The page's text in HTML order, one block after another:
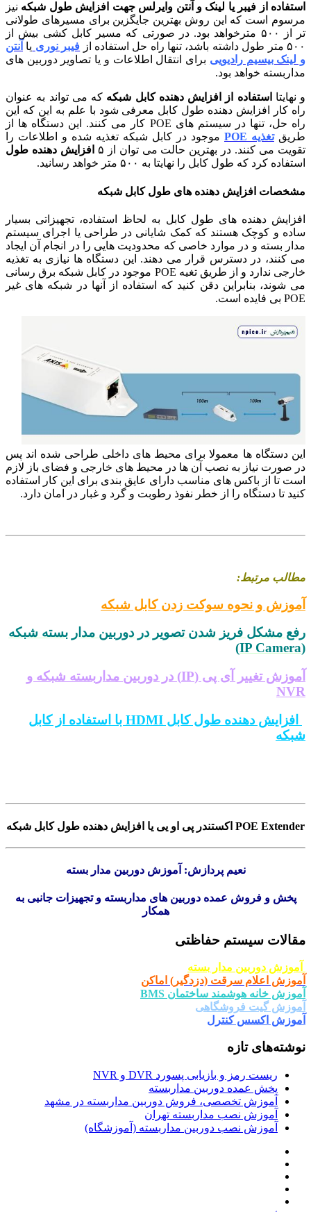
استفاده از فیبر یا لینک و آنتن وایرلس جهت افزایش طول شبکه نیز
مرسوم است که این روش بهترین جایگزین برای مسیرهای طولانی
تر از ۵۰۰ مترخواهد بود. در صورتی که مسیر کابل کشی بیش از
۵۰۰ متر طول داشته باشد، تنها راه حل استفاده از
فیبر نوری یا آنتن
و لینک بیسیم رادیویی برای انتقال اطلاعات و یا تصاویر دوربین های
مداربسته خواهد بود.
و نهایتا استفاده از افزایش دهنده کابل شبکه که می تواند به عنوان
راه کار افزایش دهنده طول کابل معرفی شود با علم به این که این
راه حل، تنها در سیستم های POE کار می کنند. این دستگاه ها از
طریقتغذیه POE
موجود در کابل شبکه تغذیه شده و اطلاعات را
تقویت می کنند. در بهترین حالت می توان از ۵
افزایش دهنده طول
استفاده کرد که طول کابل را نهایتا به ۵۰۰ متر خواهد رسانید.
مشخصات افزایش دهنده های طول کابل شبکه
افزایش دهنده های طول کابل به لحاظ استفاده، تجهیزاتی بسیار
ساده و کوچک هستند که کمک شایانی در طراحی یا اجرای سیستم
مدار بسته و در موارد خاصی که محدودیت هایی را در انجام آن ایجاد
می کنند، در دسترس قرار می دهند. این دستگاه ها نیازی به تغذیه
خارجی ندارد و از طریق تغیه POE موجود در کابل شبکه برق رسانی
می شوند، بنابراین دقن کنید که استفاده از آنها در شبکه های غیر
POE بی فایده است.
این دستگاه ها معمولا برای محیط های داخلی طراحی شده اند پس
در صورت نیاز به نصب آن ها در محیط های خارجی و فضای باز لازم
است تا از باکس های مناسب دارای عایق بندی برای این کار استفاده
کنید تا دستگاه را از خطر نفوذ رطوبت و گرد و غبار در امان دارد.
مطالب مرتبط:
آموزش و نحوه سوکت زدن کابل شبکه
رفع مشکل فریز شدن تصویر در دوربین مدار بسته شبکه
(IP Camera)
آموزش تغییر آی پی (IP) در دوربین مداربسته شبکه و
NVR
افزایش دهنده طول کابل HDMI با استفاده از کابل
شبکه
POE Extender اکستندر پی او یی یا افزایش دهنده طول کابل شبکه
نعیم پردازش: آموزش دوربین مدار بسته
پخش و فروش عمده دوربین های مداربسته و تجهیزات جانبی به
همکار
مقالات سیستم حفاظتی
آموزش دوربین مدار بسته
آموزش اعلام سرقت (دزدگیر) اماکن
آموزش خانه هوشمند ساختمان BMS
آموزش گیت فروشگاهی
آموزش اکسس کنترل
نوشته‌های تازه
ریست رمز و بازیابی پسورد DVR و NVR
پخش عمده دوربین مداربسته
آموزش تخصصی، فروش دوربین مداربسته در مشهد
آموزش نصب مداربسته تهران
آموزش نصب دوربین مداربسته (آموزشگاه)